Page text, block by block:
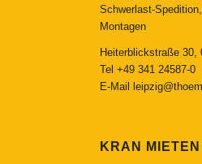
Schwerlast-
Montagen
Heiterblickstraße 30,
Tel +49 341 24587-0
E-Mail
KRAN